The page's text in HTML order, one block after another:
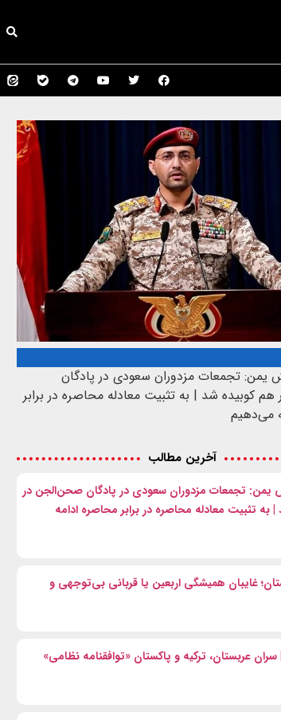
یمن: تجمعات مزدوران سعودی در پادگان
کوبیده شد | به تثبیت معادله محاصره در برابر
می‌دهیم
آخرین مطالب
تجمعات مزدوران سعودی در پادگان صحن‌الجن در
به تثبیت معادله محاصره در برابر محاصره ادامه
غایبان همیشگی اربعین یا قربانی بی‌توجهی و
عربستان، ترکیه و پاکستان «توافقنامه نظامی»